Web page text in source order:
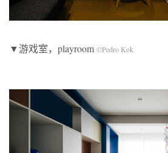
▼游戏室，playroom ©Pedro Kok